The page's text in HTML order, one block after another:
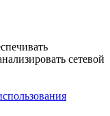
сетевой